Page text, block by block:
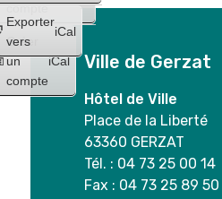
compte
Créer
un
compte
iCal
Exporter
vers
iCal
Ville de Gerzat
Hôtel de Ville
Place de la Liberté
63360 GERZAT
Tél. : 04 73 25 00 14
Fax : 04 73 25 89 50